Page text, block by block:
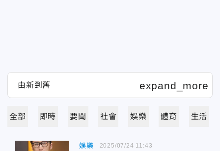
全部 即時 要聞 社會 娛樂 體育 生活
娛樂 2025/07/24 11:43